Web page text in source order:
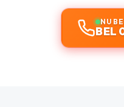
NU
BEL